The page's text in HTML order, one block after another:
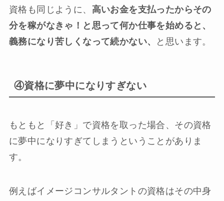
資格も同じように、 高いお金を支払ったからその
分を稼がなきゃ！と思って何か仕事を始めると、
義務になり苦しくなって続かない、
と思います。
④資格に夢中になりすぎない
もともと「好き」で資格を取った場合、その資格
に夢中になりすぎてしまうということがありま
す。
例えばイメージコンサルタントの資格はその中身